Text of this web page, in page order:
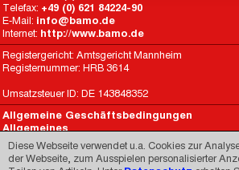
Diese Webseite verwendet u.a. Cookies zur
der Webseite, zum Ausspielen personalisierter
Telefax: +49 (0) 621 84224-90
E-Mail: info@bamo.de
Internet: http://www.bamo.de
Registergericht: Amtsgericht Mannheim
Registernummer: HRB 3614
Umsatzsteuer ID: DE 143848352
Allgemeine Geschäftsbedingungen
Allgemeines
Datenschutz
BAMO International